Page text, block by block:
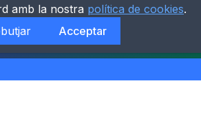
amb la nostra política de cookies.
Acceptar